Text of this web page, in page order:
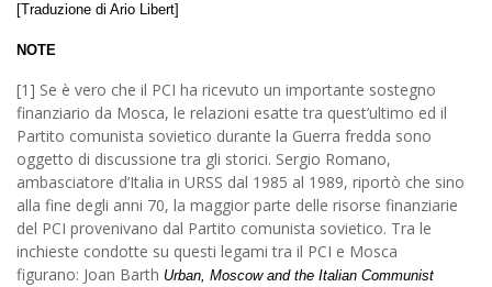
[Traduzione di Ario Libert]
NOTE
[1] Se è vero che il PCI ha ricevuto un importante sostegno
finanziario da Mosca, le relazioni esatte tra quest’ultimo ed il
Partito comunista sovietico durante la Guerra fredda sono
oggetto di discussione tra gli storici. Sergio Romano,
ambasciatore d’Italia in URSS dal 1985 al 1989, riportò che sino
alla fine degli anni 70, la maggior parte delle risorse finanziarie
del PCI provenivano dal Partito comunista sovietico. Tra le
inchieste condotte su questi legami tra il PCI e Mosca
figurano: Joan Barth Urban, Moscow and the Italian Communist